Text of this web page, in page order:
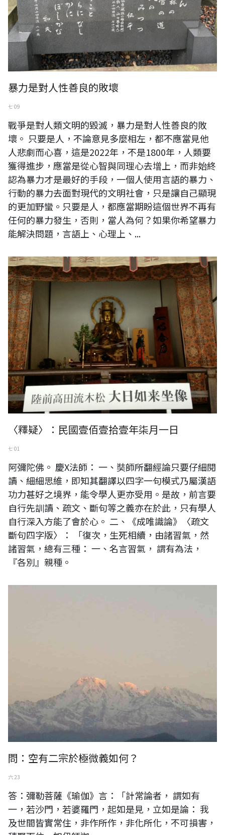
暴力是對人性善良的敗壞
七 09
戰爭是對人類文明的毀滅，暴力是對人性善良的敗
壞。 只要是人，不論意見多麼相左，都不應當見他
人悲劇而心喜，這是2022年，不是1800年，人類要
獲得進步，應當是從心智與同理心去增上，而非始終
認為暴力才是最好的手段，一個人使用言語的暴力、
行動的暴力去面對現代的文明社會，只是讓自己顯現
的更加野蠻。只要是人，都應當期盼這個世界不再有
任何的暴力發生，否則，當人為何？如果你希望暴力
能解決問題，言語上、心理上、...
〈釋疑〉：民國壹佰壹拾壹年柒月一日
七 01
阿彌陀佛。 慶X法師： 一、奘師所翻經論只要仔細閱
讀、細細思維，即知其翻譯以四字一句模式乃屬漢語
功力甚好之境界，能令學人更亦受用。是故，前言要
自行先訓讀、疏文、斷句等之義亦在於此，只有學人
自行深入方能了會於心。 二、《成唯識論》〈疏文
斷句四字版〉： 「復次，生死相續，由諸習氣，然
諸習氣，總有三種： 一、名言習氣， 謂有為法，
『各別』親種。
問：空有二宗於極微義如何？
六 23
答：彌勒菩薩《瑜伽》言：「計常論者， 謂如有
一，若沙門，若婆羅門，起如是見，立如是論： 我
及世間皆實常住，非作所作，非化所化，不可損害，